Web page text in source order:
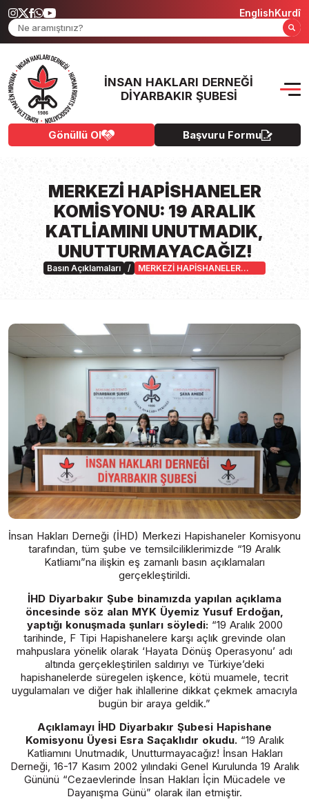
EnglishKurdî
İNSAN HAKLARI DERNEĞI
DIYARBAKIR ŞUBESI
Gönüllü Ol Başvuru Formu
MERKEZİ HAPİSHANELER
KOMİSYONU: 19 ARALIK
KATLİAMINI UNUTMADIK,
UNUTTURMAYACAĞIZ!
Basın Açıklamaları /
MERKEZİ HAPİSHANELER
İnsan Hakları Derneği (İHD) Merkezi Hapishaneler Komisyonu
tarafından, tüm şube ve temsilciliklerimizde “19 Aralık
Katliamı”na ilişkin eş zamanlı basın açıklamaları
gerçekleştirildi.
İHD Diyarbakır Şube binamızda yapılan açıklama
öncesinde söz alan MYK Üyemiz Yusuf Erdoğan,
yaptığı konuşmada şunları söyledi:“19 Aralık 2000
tarihinde, F Tipi Hapishanelere karşı açlık grevinde olan
mahpuslara yönelik olarak ‘Hayata Dönüş Operasyonu’ adı
altında gerçekleştirilen saldırıyı ve Türkiye’deki
hapishanelerde süregelen işkence, kötü muamele, tecrit
uygulamaları ve diğer hak ihlallerine dikkat çekmek amacıyla
bugün bir araya geldik.”
Açıklamayı İHD Diyarbakır Şubesi Hapishane
Komisyonu Üyesi Esra Saçaklıdır okudu. “19 Aralık
Katliamını Unutmadık, Unutturmayacağız! İnsan Hakları
Derneği, 16-17 Kasım 2002 yılındaki Genel Kurulunda 19 Aralık
Gününü “Cezaevlerinde İnsan Hakları İçin Mücadele ve
Dayanışma Günü” olarak ilan etmiştir.